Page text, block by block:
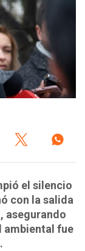
el silencio
con la salida
asegurando
ambiental fue